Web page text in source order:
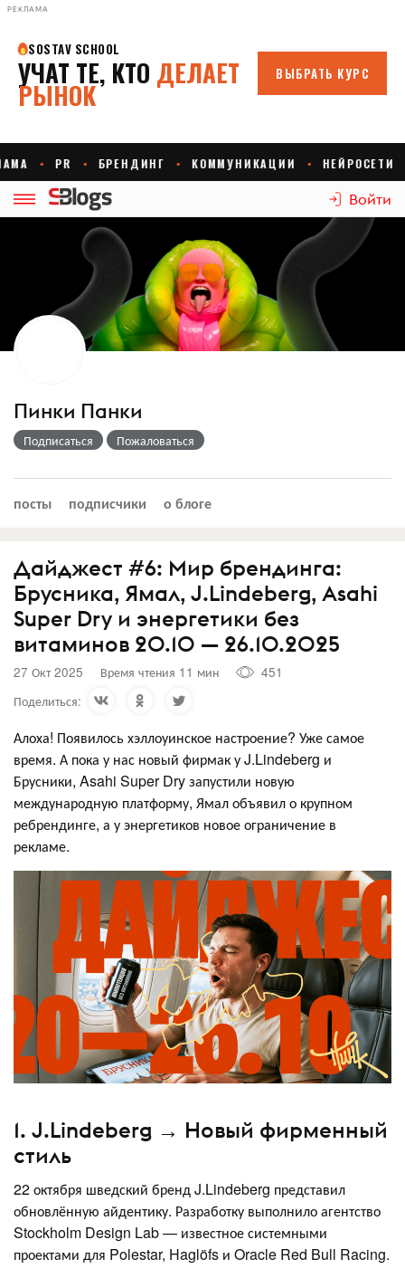
РЕКЛАМА
Войти
Пинки Панки
Подписаться Пожаловаться
посты подписчики о блоге
Дайджест #6: Мир брендинга:
Брусника, Ямал, J.Lindeberg, Asahi
Super Dry и энергетики без
витаминов 20.10 — 26.10.2025
27 Окт 2025 Время чтения 11 мин
451
Поделиться:
Алоха! Появилось хэллоуинское настроение? Уже самое
время. А пока у нас новый фирмак у J.Lindeberg и
Брусники, Asahi Super Dry запустили новую
международную платформу, Ямал объявил о крупном
ребрендинге, а у энергетиков новое ограничение в
рекламе.
1. J.Lindeberg → Новый фирменный
стиль
22 октября шведский бренд J.Lindeberg представил
обновлённую айдентику. Разработку выполнило агентство
Stockholm Design Lab — известное системными
проектами для Polestar, Haglöfs и Oracle Red Bull Racing.